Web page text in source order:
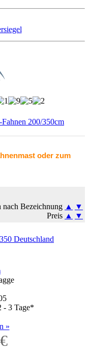
Fahnen 200/350cm
oder zum
nach Bezeichnung ▲
▼
Preis ▲ ▼
- 3 Tage*
»